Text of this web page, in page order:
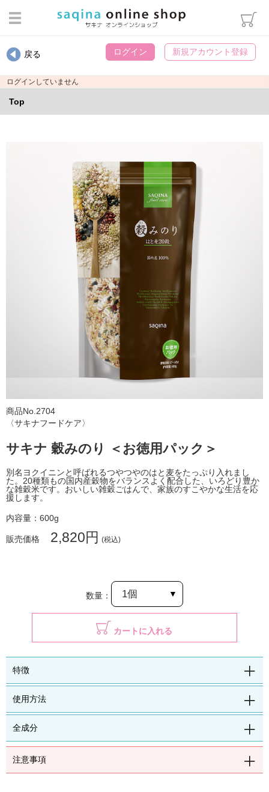
スキンケア
ヘアケア・ボディケア・オーラ
ルケア
インナーケア
エステマシン部品
ウィッグ用雑貨
パンフレット類
書籍・冊子
化粧袋・雑貨
サポート
個人情報保護方針
戻る ログイン 新規アカウント登録
ログインしていません
Top
〈サキナフードケア〉
商品No.2704
サキナ 穀みのり ＜お徳用パック＞
別名ヨクイニンと呼ばれるつやつやのはと麦をたっぷり入れまし
た。20種類もの国内産穀物をバランスよく配合した、いろどり豊か
な雑穀米です。おいしい雑穀ごはんで、家族のすこやかな生活を応
援します。
内容量：600g
販売価格 2,820円 (税込)
数量：
カートに入れる
特徴
使用方法
全成分
注意事項